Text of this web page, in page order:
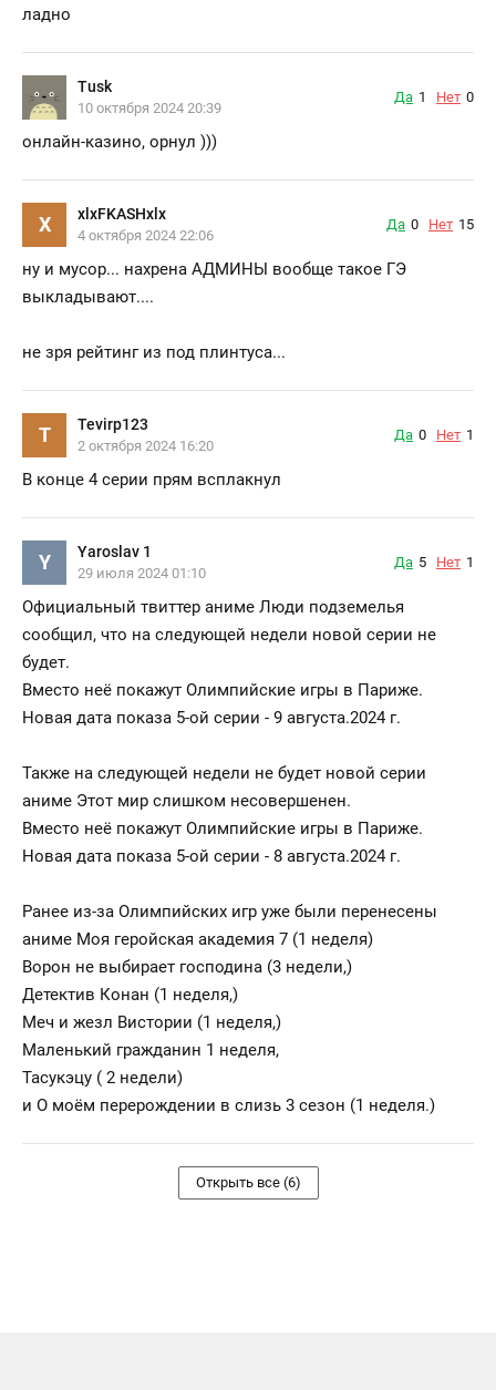
ладно
Tusk
10 октября 2024 20:39
Да 1 Нет 0
онлайн-казино, орнул )))
X xlxFKASHxlx
4 октября 2024 22:06
Да 0 Нет 15
ну и мусор... нахрена АДМИНЫ вообще такое ГЭ
выкладывают....
не зря рейтинг из под плинтуса...
T Tevirp123
2 октября 2024 16:20
Да 0 Нет 1
В конце 4 серии прям всплакнул
Y Yaroslav 1
29 июля 2024 01:10
Да 5 Нет 1
Официальный твиттер аниме Люди подземелья
сообщил, что на следующей недели новой серии не
будет.
Вместо неё покажут Олимпийские игры в Париже.
Новая дата показа 5-ой серии - 9 августа.2024 г.
Также на следующей недели не будет новой серии
аниме Этот мир слишком несовершенен.
Вместо неё покажут Олимпийские игры в Париже.
Новая дата показа 5-ой серии - 8 августа.2024 г.
Ранее из-за Олимпийских игр уже были перенесены
аниме Моя геройская академия 7 (1 неделя)
Ворон не выбирает господина (3 недели,)
Детектив Конан (1 неделя,)
Меч и жезл Вистории (1 неделя,)
Маленький гражданин 1 неделя,
Тасукэцу ( 2 недели)
и О моём перерождении в слизь 3 сезон (1 неделя.)
Открыть все (6)